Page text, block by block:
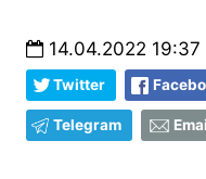
14.04.2022 19:37
Twitter
Telegram